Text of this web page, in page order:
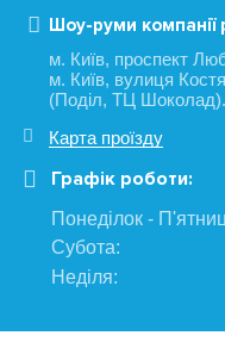
Шоу-руми компанії
м. Київ, проспект
м. Київ, вулиця
(Поділ, ТЦ Шоколад).
Карта проїзду
Графік роботи:
Понеділок -
Субота:
Неділя: